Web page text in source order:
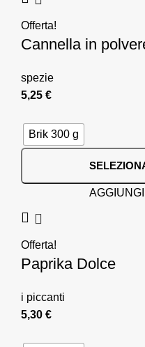
Offerta!
Cannella in
spezie
5,25 €
Brik 300 g
Offerta!
Paprika Dolce
i piccanti
5,30 €